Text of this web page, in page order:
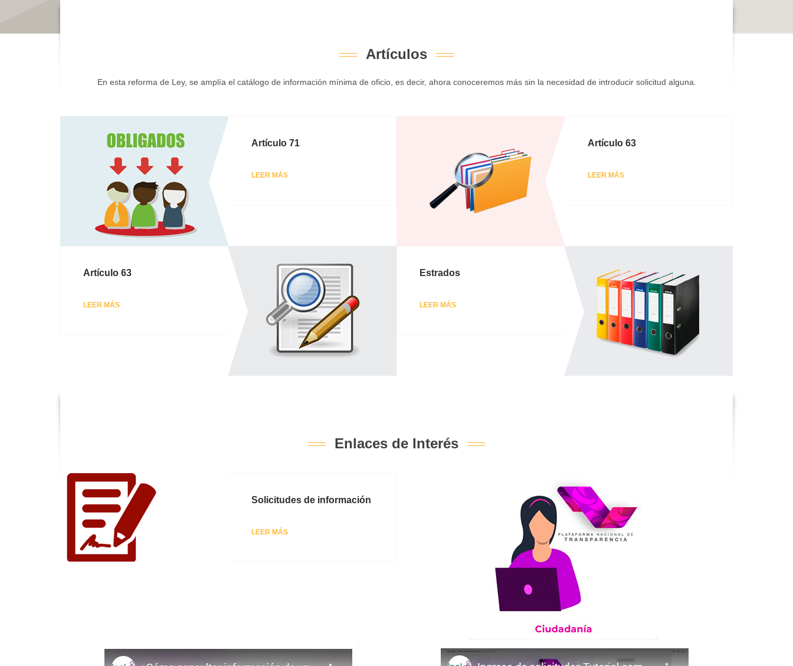
Artículos
En esta reforma de Ley, se amplía el catálogo de información mínima de oficio, es decir, ahora conoceremos más sin la necesidad de introducir solicitud alguna.
Artículo 71
LEER MÁS
Artículo 63
LEER MÁS
Artículo 63
LEER MÁS
Estrados
LEER MÁS
Enlaces de Interés
Solicitudes de información
LEER MÁS